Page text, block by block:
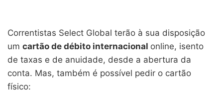
Correntistas Select Global terão à sua disposição
um cartão de débito internacional online, isento
de taxas e de anuidade, desde a abertura da
conta. Mas, também é possível pedir o cartão
físico: